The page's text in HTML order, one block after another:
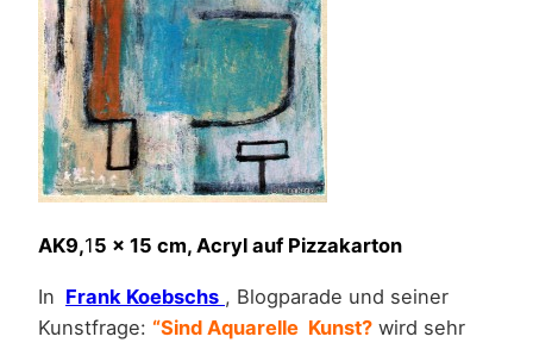
AK9,15 x 15 cm, Acryl auf Pizzakarton
In Frank Koebschs , Blogparade und seiner
Kunstfrage: “Sind Aquarelle Kunst? wird sehr